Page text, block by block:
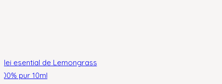
esential de Lemongrass
pur 10ml